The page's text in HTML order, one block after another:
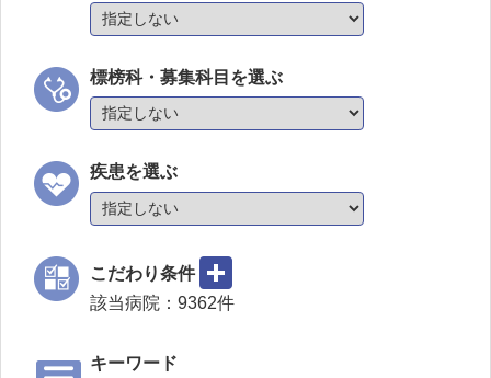
標榜科・募集科目を選ぶ
疾患を選ぶ
こだわり条件
該当病院： 9362件
キーワード